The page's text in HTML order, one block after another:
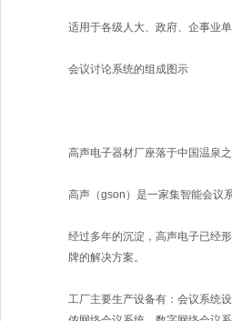
适用于各级人大、政府、企事业
会议讨论系统的组成图示
高声电子器材厂座落于中国温泉
高声（gson）是一家集智能会议
经过多年的沉淀，高声电子已经
牌的解决方案。
工厂主要生产设备有：会议系统